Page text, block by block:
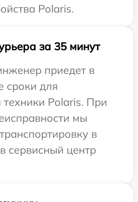
Polaris.
за 35 минут
приедет в
сроки для
техники Polaris. При
мы
в
сервисный центр